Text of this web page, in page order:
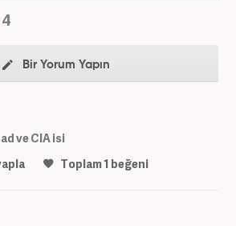
4
Bir Yorum Yapın
ve CIA isi
Toplam1 beğeni